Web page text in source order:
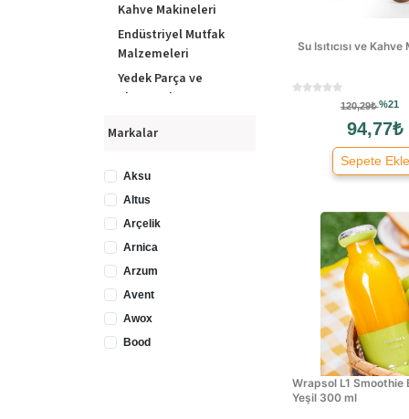
Kahve Makineleri
Endüstriyel Mutfak
Malzemeleri
Yedek Parça ve
Aksesuarlar
Krep Makinesi
Dilimleyici
Yumurta Pişirme
Makinesi
Yoğurt Makinesi
Markalar
Aksu
Altus
Arçelik
Arnica
Arzum
Avent
Awox
Bood
Su Isıtıcısı ve
120,29₺%21
94,77₺
Sepete Ekle
Wrapsol L1 Smoothie
Yeşil 300 ml